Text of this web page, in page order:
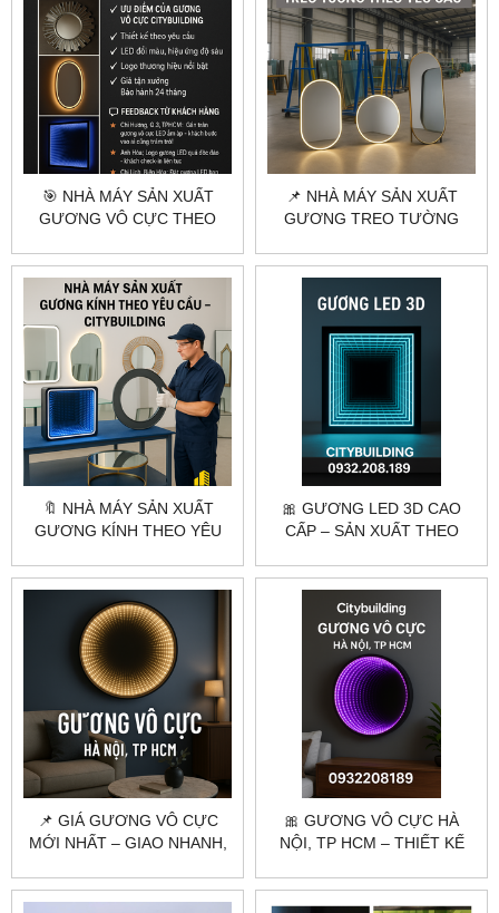
🎯 NHÀ MÁY SẢN XUẤT
GƯƠNG VÔ CỰC THEO
GIÁ XƯỞNG
📌 NHÀ MÁY SẢN XUẤT
GƯƠNG TREO TƯỜNG
RIÊNG, GIÁ TỐT
🔖 NHÀ MÁY SẢN XUẤT
GƯƠNG KÍNH THEO YÊU
CHUYÊN NGHIỆP
🎀 GƯƠNG LED 3D CAO
CẤP – SẢN XUẤT THEO
📌 GIÁ GƯƠNG VÔ CỰC
MỚI NHẤT – GIAO NHANH,
🎀 GƯƠNG VÔ CỰC HÀ
NỘI, TP HCM – THIẾT KẾ
NƠI